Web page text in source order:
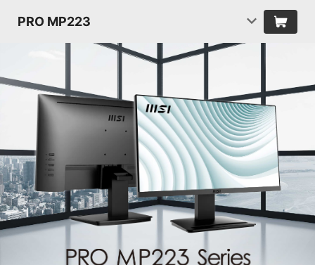
PRO MP223